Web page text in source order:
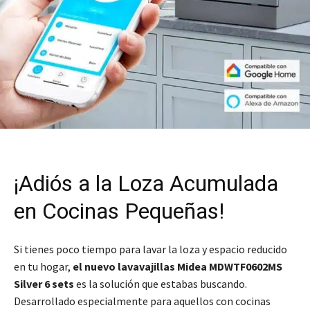
¡Adiós a la Loza Acumulada
en Cocinas Pequeñas!
Si tienes poco tiempo para lavar la loza y espacio reducido
en tu hogar, el nuevo lavavajillas Midea MDWTF0602MS
Silver 6 sets es la solución que estabas buscando.
Desarrollado especialmente para aquellos con cocinas